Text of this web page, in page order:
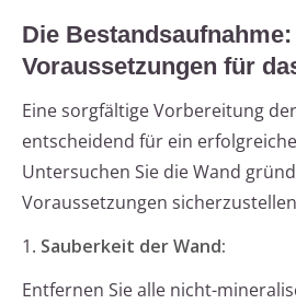
Die Bestandsaufnahme:
Voraussetzungen für
Eine sorgfältige Vorbereitung
entscheidend für ein
Untersuchen Sie die Wand
Voraussetzungen
1. Sauberkeit der Wand:
Entfernen Sie alle nicht-